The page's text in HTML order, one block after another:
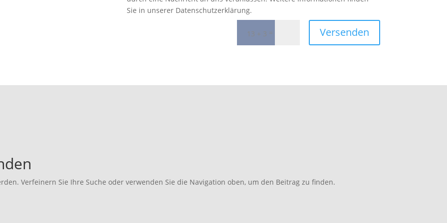
Sie in unserer Datenschutzerklärung.
13 + 3 = Versenden
Verfeinern Sie Ihre Suche oder verwenden Sie die Navigation oben, um den Beitrag zu finden.